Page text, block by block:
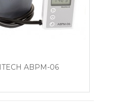
ABPM-06